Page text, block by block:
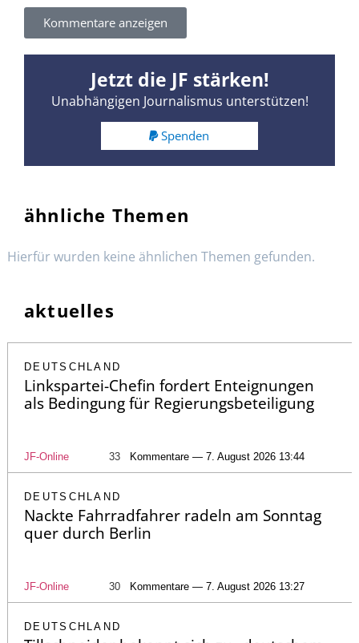
Kommentare anzeigen
Jetzt die JF stärken!
Unabhängigen Journalismus unterstützen!
Spenden
ähnliche Themen
Hierfür wurden keine ähnlichen Themen gefunden.
aktuelles
DEUTSCHLAND
Linkspartei-Chefin fordert Enteignungen
als Bedingung für Regierungsbeteiligung
JF-Online 33 Kommentare — 7. August 2026 13:44
DEUTSCHLAND
Nackte Fahrradfahrer radeln am Sonntag
quer durch Berlin
JF-Online 30 Kommentare — 7. August 2026 13:27
DEUTSCHLAND